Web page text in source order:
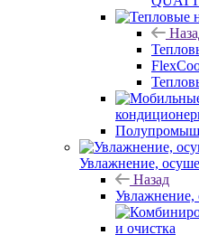
Увлажнение,
Назад
Увлажнение,